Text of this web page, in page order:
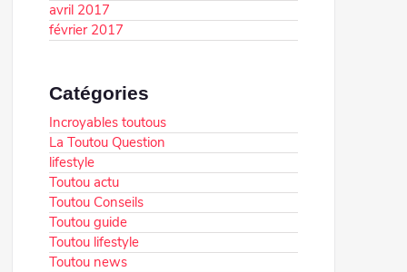
avril 2017
février 2017
Catégories
Incroyables toutous
La Toutou Question
lifestyle
Toutou actu
Toutou Conseils
Toutou guide
Toutou lifestyle
Toutou news